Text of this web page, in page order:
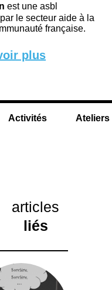
est une asbl
le secteur aide à la
française.
plus
Activités Ateliers
articles
liés